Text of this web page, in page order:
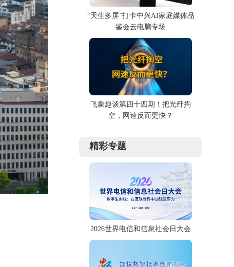
“天生多屏”打卡中兴AI家庭媒体品
鉴会云电脑专场
飞象趣谈第四十四期！把光纤掏
空，网速反而更快？
精彩专题
2026世界电信和信息社会日大会